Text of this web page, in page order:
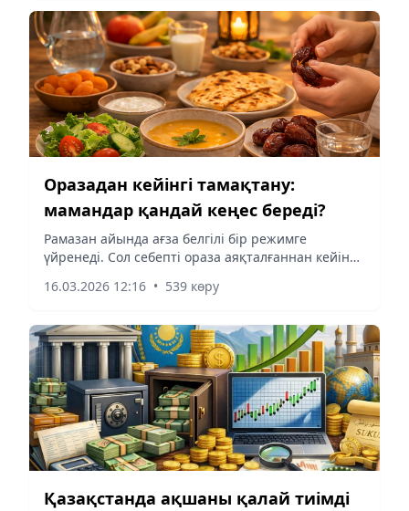
сәннен кеткен элементтер мен негізгі трендтер
туралы ақпарат қамтылған.
Оразадан кейінгі тамақтану:
мамандар қандай кеңес береді?
Рамазан айында ағза белгілі бір режимге
үйренеді. Сол себепті ораза аяқталғаннан кейін
дұрыс.
16.03.2026 12:16 • 539 көру
Қазақстанда ақшаны қалай тиімді